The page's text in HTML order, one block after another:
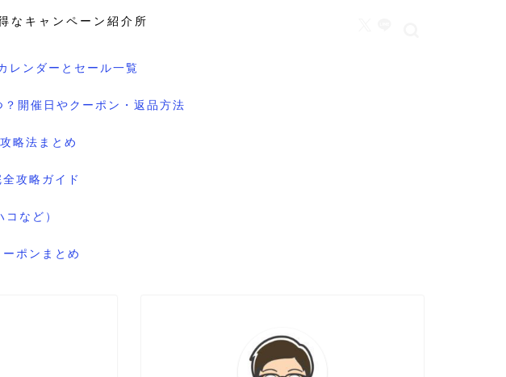
なキャンペーン紹介所
レンダーとセール一覧
開催日やクーポン・返品方法
略法まとめ
攻略ガイド
など）
ポンまとめ